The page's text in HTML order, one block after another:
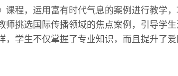
课程，运用富有时代气息的案例进行教学
师挑选国际传播领域的焦点案例，引导学生
，学生不仅掌握了专业知识，而且提升了